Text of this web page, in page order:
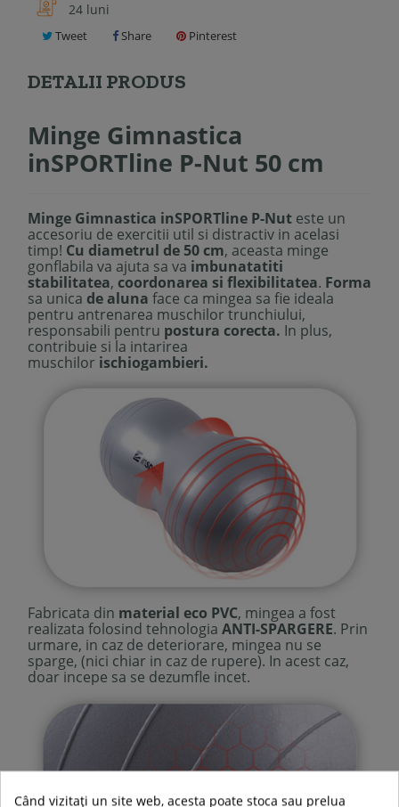
24 luni
Tweet Share Pinterest
DETALII PRODUS
Minge Gimnastica
inSPORTline P-Nut 50 cm
Minge Gimnastica inSPORTline P-Nut este un
accesoriu de exercitii util si distractiv in acelasi
timp! Cu diametrul de 50 cm, aceasta minge
gonflabila va ajuta sa va imbunatatiti
stabilitatea, coordonarea si flexibilitatea. Forma
sa unica de aluna face ca mingea sa fie ideala
pentru antrenarea muschilor trunchiului,
responsabili pentru postura corecta. In plus,
contribuie si la intarirea
muschilor ischiogambieri.
Fabricata din material eco PVC, mingea a fost
realizata folosind tehnologia ANTI-SPARGERE. Prin
urmare, in caz de deteriorare, mingea nu se
sparge, (nici chiar in caz de rupere). In acest caz,
doar incepe sa se dezumfle incet.
Când vizitați un site web, acesta poate stoca sau prelua